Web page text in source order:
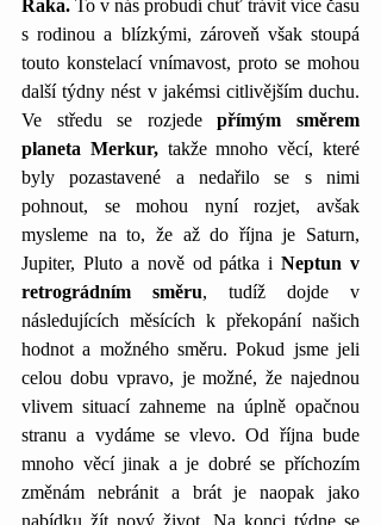
Raka. To v nás probudí chuť trávit více času
s rodinou a blízkými, zároveň však stoupá
touto konstelací vnímavost, proto se mohou
další týdny nést v jakémsi citlivějším duchu.
Ve středu se rozjede přímým směrem
planeta Merkur, takže mnoho věcí, které
byly pozastavené a nedařilo se s nimi
pohnout, se mohou nyní rozjet, avšak
mysleme na to, že až do října je Saturn,
Jupiter, Pluto a nově od pátka i Neptun v
retrográdním směru, tudíž dojde v
následujících měsících k překopání našich
hodnot a možného směru. Pokud jsme jeli
celou dobu vpravo, je možné, že najednou
vlivem situací zahneme na úplně opačnou
stranu a vydáme se vlevo. Od října bude
mnoho věcí jinak a je dobré se příchozím
změnám nebránit a brát je naopak jako
nabídku žít nový život. Na konci týdne se